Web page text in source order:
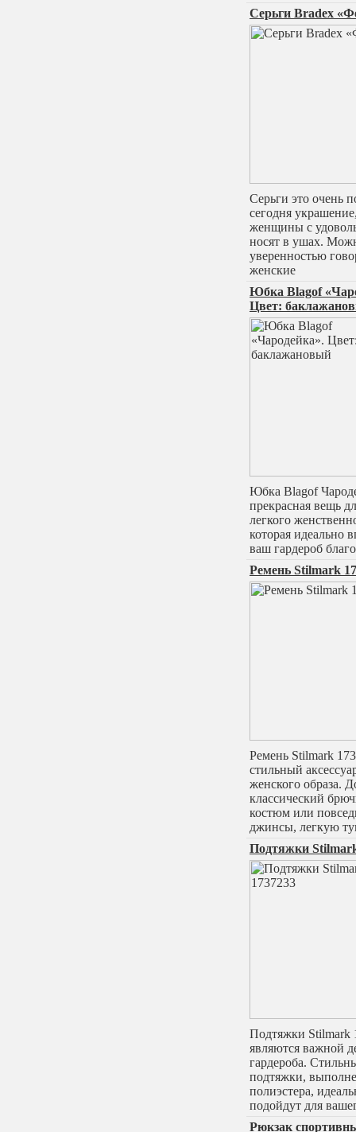
Серьги Bradex
Серьги это очень
сегодня
женщины с
носят в ушах.
уверенностью
женские
Юбка Blagof
Цвет:
Юбка Blagof
прекрасная вещь
легкого
которая идеально
ваш гардероб
Ремень Stilmark
Ремень Stilmark
стильный
женского образа.
классический
костюм или
джинсы, легкую
Подтяжки
Подтяжки Stilmark
являются важной
гардероба.
подтяжки,
полиэстера,
подойдут для
Рюкзак